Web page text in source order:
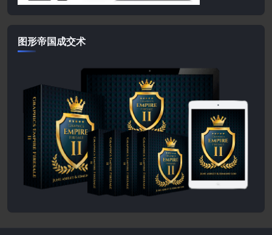
图形帝国成交术